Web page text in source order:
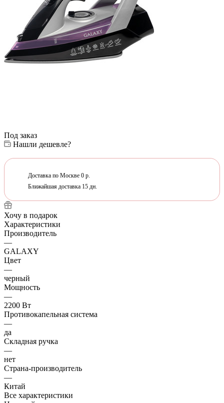
Под заказ
Нашли дешевле?
Доставка по Москве 0 р.
Ближайшая доставка 15 дн.
Хочу в подарок
Характеристики
Производитель
—
GALAXY
Цвет
—
черный
Мощность
—
2200 Вт
Противокапельная система
—
да
Складная ручка
—
нет
Страна-производитель
—
Китай
Все характеристики